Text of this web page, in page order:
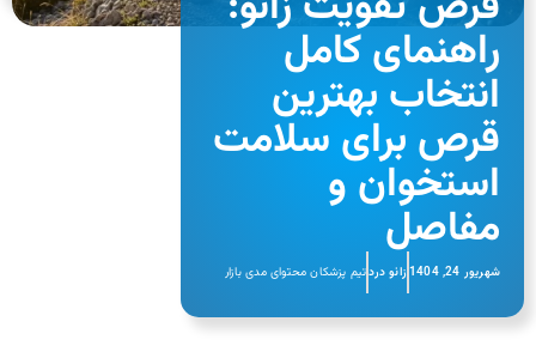
راهنمای کامل
انتخاب بهترین
قرص برای سلامت
استخوان و
مفاصل
شهریور 24, 1404 زانو دردتیم پزشکان محتوای مدی بازار